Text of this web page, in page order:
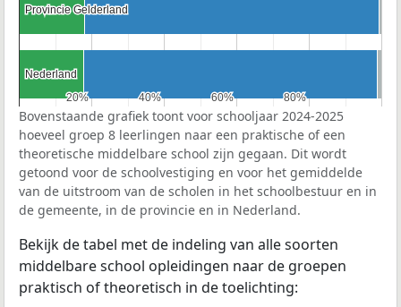
20%
20% 40%
40% 60%
60% 80%
80%
Provincie Gelderland
Provincie Gelderland
Nederland
Nederland
Bovenstaande grafiek toont voor schooljaar 2024-2025
hoeveel groep 8 leerlingen naar een praktische of een
theoretische middelbare school zijn gegaan. Dit wordt
getoond voor de schoolvestiging en voor het gemiddelde
van de uitstroom van de scholen in het schoolbestuur en in
de gemeente, in de provincie en in Nederland.
Bekijk de tabel met de indeling van alle soorten
middelbare school opleidingen naar de groepen
praktisch of theoretisch in de toelichting: